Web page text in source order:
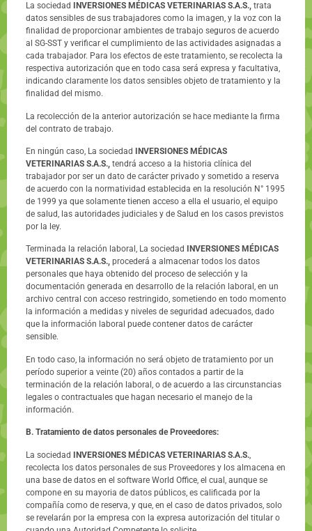
La sociedad INVERSIONES MÉDICAS VETERINARIAS S.A.S., trata
datos sensibles de sus trabajadores como la imagen, y la voz con la
finalidad de proporcionar ambientes de trabajo seguros de acuerdo
al SG-SST y verificar el cumplimiento de las actividades asignadas a
cada trabajador. Para los efectos de este tratamiento, se recolecta la
respectiva autorización que en todo casa será expresa y facultativa,
indicando claramente los datos sensibles objeto de tratamiento y la
finalidad del mismo.
La recolección de la anterior autorización se hace mediante la firma
del contrato de trabajo.
En ningún caso, La sociedad
INVERSIONES MÉDICAS
VETERINARIAS S.A.S., tendrá acceso a la historia clínica del
trabajador por ser un dato de carácter privado y sometido a reserva
de acuerdo con la normatividad establecida en la resolución N° 1995
de 1999 ya que solamente tienen acceso a ella el usuario, el equipo
de salud, las autoridades judiciales y de Salud en los casos previstos
por la ley.
Terminada la relación laboral, La sociedad
INVERSIONES MÉDICAS
VETERINARIAS S.A.S., procederá a almacenar todos los datos
personales que haya obtenido del proceso de selección y la
documentación generada en desarrollo de la relación laboral, en un
archivo central con acceso restringido, sometiendo en todo momento
la información a medidas y niveles de seguridad adecuados, dado
que la información laboral puede contener datos de carácter
sensible.
En todo caso, la información no será objeto de tratamiento por un
período superior a veinte (20) años contados a partir de la
terminación de la relación laboral, o de acuerdo a las circunstancias
legales o contractuales que hagan necesario el manejo de la
información.
B. Tratamiento de datos personales de Proveedores:
La sociedad INVERSIONES MÉDICAS VETERINARIAS S.A.S.
recolecta los datos personales de sus Proveedores y los almacena en
una base de datos en el software World Office, el cual, aunque se
compone en su mayoria de datos públicos, es calificada por la
compañía como de reserva, y que, en el caso de datos privados, solo
se revelarán por la empresa con la expresa autorización del titular o